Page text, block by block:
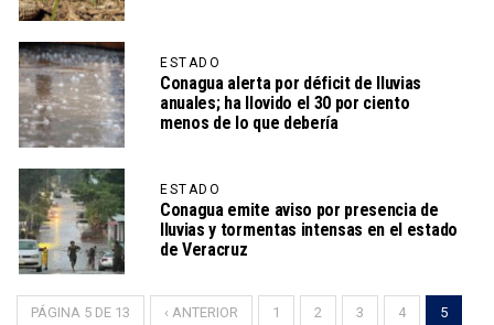
ESTADO
Conagua alerta por déficit de lluvias
anuales; ha llovido el 30 por ciento
menos de lo que debería
ESTADO
Conagua emite aviso por presencia de
lluvias y tormentas intensas en el estado
de Veracruz
PÁGINA 5 DE 13 ‹ ANTERIOR 1 2 3 4 5